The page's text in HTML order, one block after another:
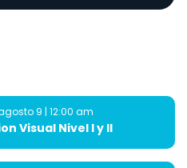
9 | 12:00 am
Visual Nivel I y II